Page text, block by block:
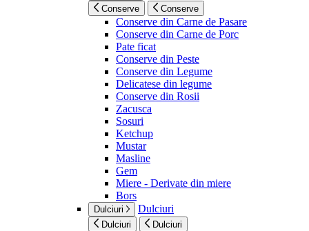
Conserve Conserve
Conserve din Carne de Pasare
Conserve din Carne de Porc
Pate ficat
Conserve din Peste
Conserve din Legume
Delicatese din legume
Conserve din Rosii
Zacusca
Sosuri
Ketchup
Mustar
Masline
Gem
Miere - Derivate din miere
Bors
Dulciuri Dulciuri
Dulciuri Dulciuri